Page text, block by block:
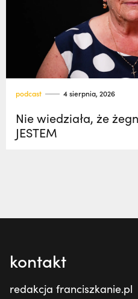
podcast 4 sierpnia, 2026
Nie wiedziała, że
JESTEM
kontakt
redakcja franciszkanie.pl